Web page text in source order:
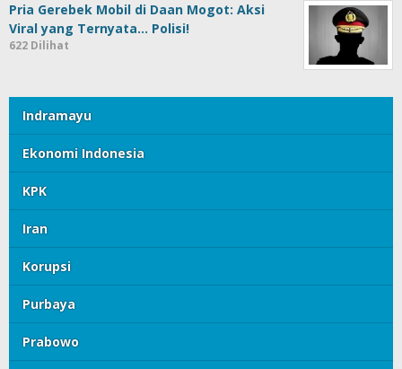
Pria Gerebek Mobil di Daan Mogot: Aksi
Viral yang Ternyata… Polisi!
622 Dilihat
Indramayu
Ekonomi Indonesia
KPK
Iran
Korupsi
Purbaya
Prabowo